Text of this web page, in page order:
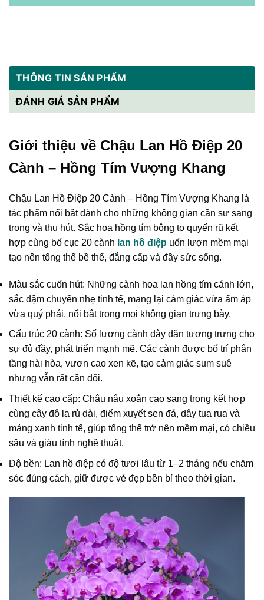
THÔNG TIN SẢN PHẨM
ĐÁNH GIÁ SẢN PHẨM
Giới thiệu về Chậu Lan Hồ Điệp 20
Cành – Hồng Tím Vượng Khang
Chậu Lan Hồ Điệp 20 Cành – Hồng Tím Vượng Khang là
tác phẩm nổi bật dành cho những không gian cần sự sang
trọng và thu hút. Sắc hoa hồng tím bông to quyến rũ kết
hợp cùng bố cục 20 cành lan hồ điệp uốn lượn mềm mại
tạo nên tổng thể bề thế, đẳng cấp và đầy sức sống.
Màu sắc cuốn hút: Những cành hoa lan hồng tím cánh lớn,
sắc đậm chuyển nhẹ tinh tế, mang lại cảm giác vừa ấm áp
vừa quý phái, nổi bật trong mọi không gian trưng bày.
Cấu trúc 20 cành: Số lượng cành dày dặn tượng trưng cho
sự đủ đầy, phát triển mạnh mẽ. Các cành được bố trí phân
tầng hài hòa, vươn cao xen kẽ, tạo cảm giác sum suê
nhưng vẫn rất cân đối.
Thiết kế cao cấp: Chậu nâu xoắn cao sang trọng kết hợp
cùng cây đô la rủ dài, điểm xuyết sen đá, dây tua rua và
mảng xanh tinh tế, giúp tổng thể trở nên mềm mại, có chiều
sâu và giàu tính nghệ thuật.
Độ bền: Lan hồ điệp có độ tươi lâu từ 1–2 tháng nếu chăm
sóc đúng cách, giữ được vẻ đẹp bền bỉ theo thời gian.